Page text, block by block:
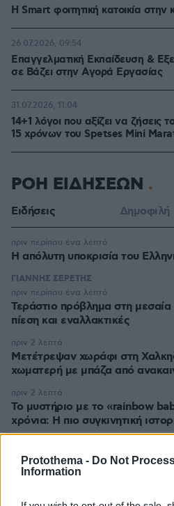
Protothema - Do Not
Information
Η Smart φοιτητική κατοικία
Επαγγελματική Εκπαίδευση &
σε Bάζει στην Aγορά Eργασίας
26.07.2026, 09:54
14+1 λόγοι που αξίζει να ζήσεις
15 χρόνων του Spetses Mini
31.07.2026, 11:04
ΡΟΗ ΕΙΔΗΣΕΩΝ
Ειδήσεις Δημοφιλή
Η απόλυτη υποκρισία του
πριν περίπου ένα λεπτό
ΓΙΑΝΝΗΣ ΣΕΡΕΤΗΣ
Τεράστιο πρόβλημα στη
πίεση και εναλλακτικές
πριν περίπου ένα λεπτό
Μετέτρεψαν χωράφι στη
χωματερή με μπάζα από
πριν 2 λεπτά
Το μυστήριο με το «rainbow
χρόνια: Η πιο συγκινητική
πριν 2 λεπτά
Συνεχίζει να γράφει ιστορία
Μέσι σε εντυπωσιακή εμφάνιση